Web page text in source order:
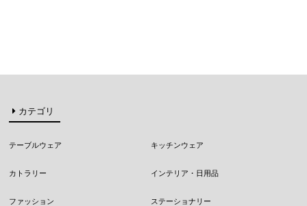
カテゴリ
テーブルウェア キッチンウェア
カトラリー インテリア・日用品
ファッション ステーショナリー